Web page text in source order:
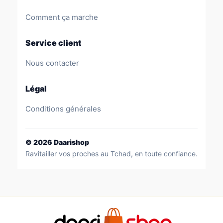
Comment ça marche
Service client
Nous contacter
Légal
Conditions générales
© 2026 Daarishop
Ravitailler vos proches au Tchad, en toute confiance.